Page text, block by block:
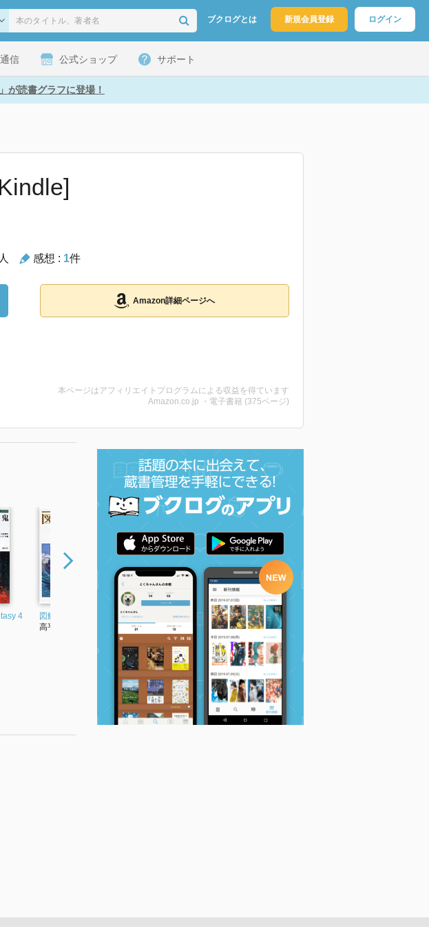
ブクログとは 新規会員登録 ログイン
信 公式ショップ サポート
が読書グラフに登場！
人 感想 : 1件
Amazon詳細ページへ
本ページはアフィリエイトプログラムによる収益を得ています
Amazon.co.jp ・電子書籍 (375ページ)
4
図解 軍艦 (F Files 24)
高平鳴海
図解 陰陽師 (F Files 1
1)
高平鳴海
女神 (Truth In Fantasy
35)
高平鳴海